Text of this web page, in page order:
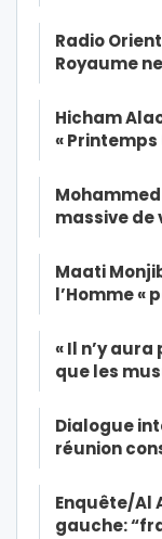
Radio
Royaume
Hicham
«
massive
Maati
l’Homme «
« Il n’y
que les
Dialogue
réunion
Enquête/Al
gauche: